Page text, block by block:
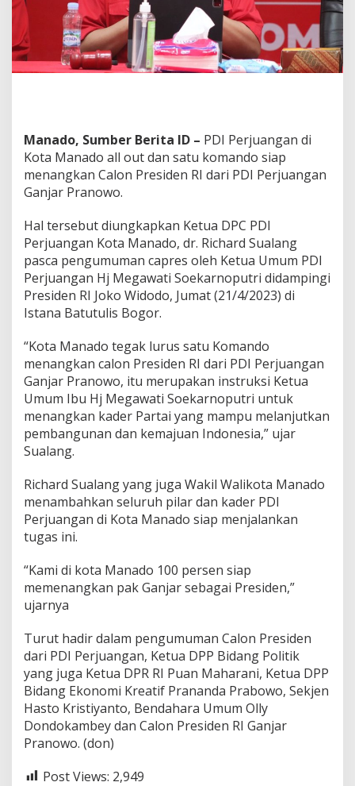
e
n
S
a
a
n
g
k
G
a
n
j
a
r
P
a
n
o
w
o
S
e
b
a
P
r
i
e
Manado, Sumber Berita ID – PDI Perjuangan di
Kota Manado all out dan satu komando siap
menangkan Calon Presiden RI dari PDI Perjuangan
Ganjar Pranowo.
Hal tersebut diungkapkan Ketua DPC PDI
Perjuangan Kota Manado, dr. Richard Sualang
pasca pengumuman capres oleh Ketua Umum PDI
Perjuangan Hj Megawati Soekarnoputri didampingi
Presiden RI Joko Widodo, Jumat (21/4/2023) di
Istana Batutulis Bogor.
“Kota Manado tegak lurus satu Komando
menangkan calon Presiden RI dari PDI Perjuangan
Ganjar Pranowo, itu merupakan instruksi Ketua
Umum Ibu Hj Megawati Soekarnoputri untuk
menangkan kader Partai yang mampu melanjutkan
pembangunan dan kemajuan Indonesia,” ujar
Sualang.
Richard Sualang yang juga Wakil Walikota Manado
menambahkan seluruh pilar dan kader PDI
Perjuangan di Kota Manado siap menjalankan
tugas ini.
“Kami di kota Manado 100 persen siap
memenangkan pak Ganjar sebagai Presiden,”
ujarnya
Turut hadir dalam pengumuman Calon Presiden
dari PDI Perjuangan, Ketua DPP Bidang Politik
yang juga Ketua DPR RI Puan Maharani, Ketua DPP
Bidang Ekonomi Kreatif Prananda Prabowo, Sekjen
Hasto Kristiyanto, Bendahara Umum Olly
Dondokambey dan Calon Presiden RI Ganjar
Pranowo. (don)
Post Views: 2,949